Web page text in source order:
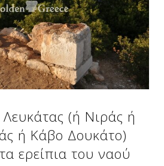
(ή Νιράς ή
ή Κάβο Δουκάτο)
ερείπια του ναού